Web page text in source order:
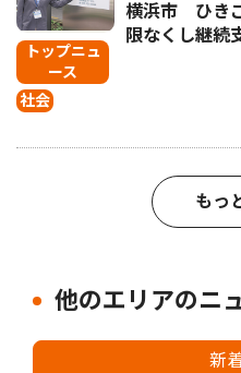
トップニュ
ース
社会
横浜市 ひき
限なくし継続
もっ
他のエリアのニ
新